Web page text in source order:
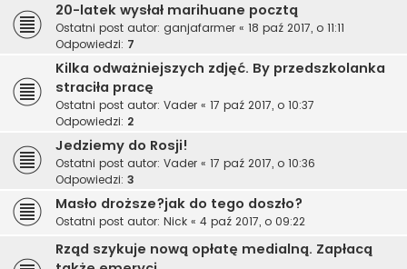
20-latek wysłał marihuane pocztą
Ostatni post autor: ganjafarmer « 18 paź 2017, o 11:11
Odpowiedzi: 7
Kilka odważniejszych zdjęć. By przedszkolanka
straciła pracę
Ostatni post autor: Vader « 17 paź 2017, o 10:37
Odpowiedzi: 2
Jedziemy do Rosji!
Ostatni post autor: Vader « 17 paź 2017, o 10:36
Odpowiedzi: 3
Masło droższe?jak do tego doszło?
Ostatni post autor: Nick « 4 paź 2017, o 09:22
Rząd szykuje nową opłatę medialną. Zapłacą